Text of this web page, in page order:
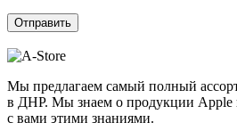
Мы предлагаем самый полный
в ДНР. Мы знаем о продукции Apple
с вами этими знаниями.